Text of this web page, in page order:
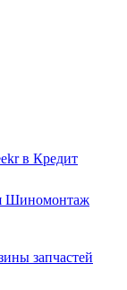
в Кредит
Шиномонтаж
запчастей